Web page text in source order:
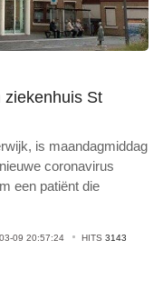
ziekenhuis St
is maandagmiddag
coronavirus
een patiënt die
09 20:57:24 HITS 3143